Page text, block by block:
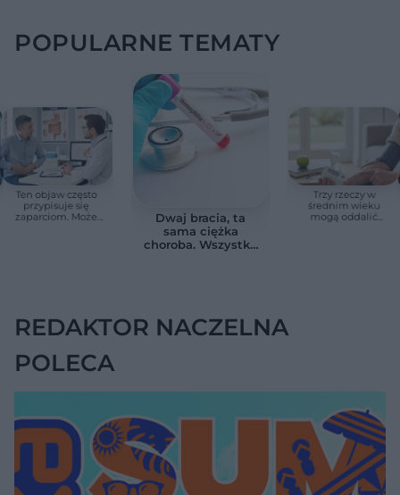
POPULARNE TEMATY
Ten objaw często
przypisuje się
zaparciom. Może
Dwaj bracia, ta
sama ciężka
choroba. Wszystko
Trzy rzeczy w
średnim wieku
mogą oddalić
REDAKTOR NACZELNA
POLECA